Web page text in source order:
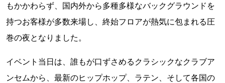
もかかわらず、国内外から多種多様なバックグラウンドを
持つお客様が多数来場し、終始フロアが熱気に包まれる圧
巻の夜となりました。
イベント当日は、誰もが口ずさめるクラシックなクラブア
ンセムから、最新のヒップホップ、ラテン、そして各国の